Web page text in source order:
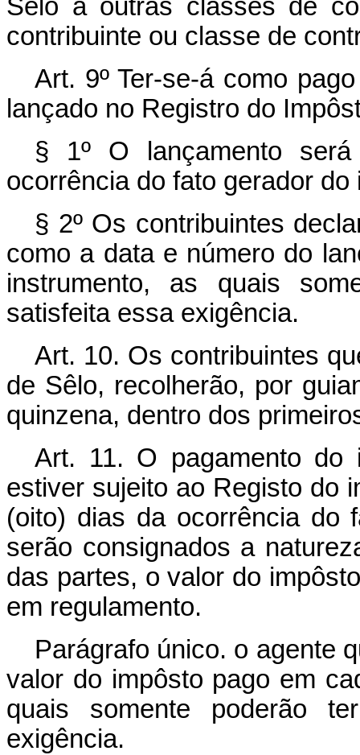
Sêlo a outras classes de
contribuinte ou classe de
Art. 9º Ter-se-á como
lançado no Registro do
§ 1º O lançamento
ocorrência do fato gerador do
§ 2º Os contribuintes
como a data e número do
instrumento, as quais
satisfeita essa exigência.
Art. 10. Os contribuintes
de Sêlo, recolherão, por
quinzena, dentro dos
Art. 11. O pagamento do
estiver sujeito ao Registo do
(oito) dias da ocorrência do
serão consignados a
das partes, o valor do
em regulamento.
Parágrafo único. o agente
valor do impôsto pago em
quais somente poderão
exigência.